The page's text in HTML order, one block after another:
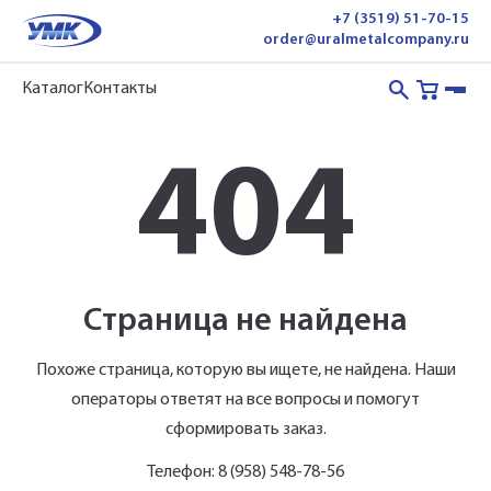
+7 (3519) 51-70-15
order@uralmetalcompany.ru
КаталогКонтакты
404
Страница не найдена
Похоже страница, которую вы ищете, не найдена. Наши
операторы ответят на все вопросы и помогут
сформировать заказ.
Телефон: 8 (958) 548-78-56
Укажите Ваш контактный телефон и имя
для связи, и наш менеджер поможет
сформировать Ваш заказ и рассчитать его
стоимость прямо по телефону.
Имя*
Телефон*
Заполните форму обратной связи, и наши
менеджеры перезвонят вам в ближайшее
время.